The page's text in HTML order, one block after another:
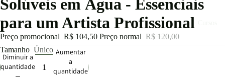
Solúveis em Água - Essenciais
para um Artista Profissional
Preço promocional R$ 104,50 Preço normal R$ 120,00
Tamanho Único
Diminuir a
quantidade
Aumentar
a
quantidade